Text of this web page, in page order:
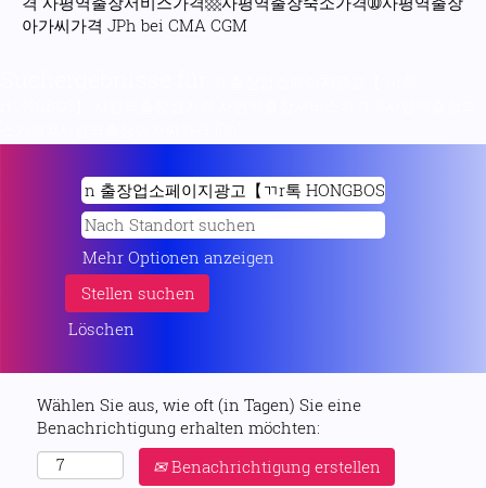
아가씨가격 JPh bei CMA CGM
Mehr Optionen anzeigen
Löschen
Wählen Sie aus, wie oft (in Tagen) Sie eine
Benachrichtigung erhalten möchten:
Benachrichtigung erstellen